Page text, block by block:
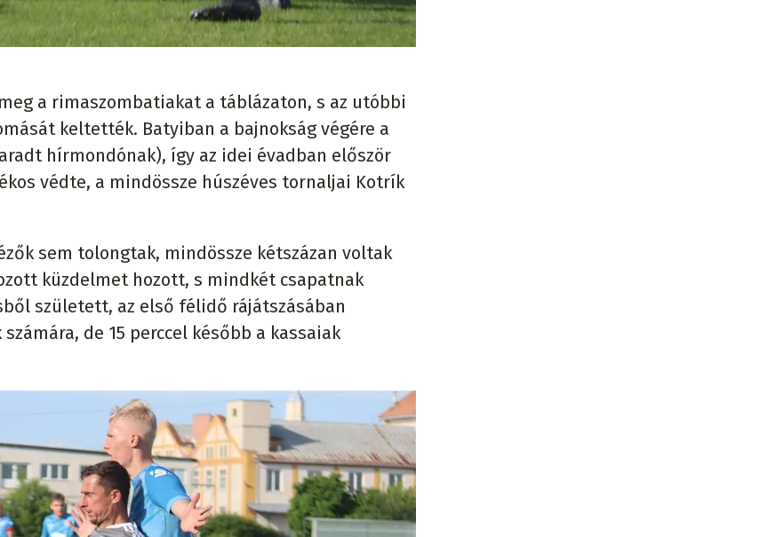
a rimaszombatiakat a táblázaton, s az utóbbi
keltették. Batyiban a bajnokság végére a
hírmondónak), így az idei évadban először
védte, a mindössze húszéves tornaljai Kotrík
sem tolongtak, mindössze kétszázan voltak
küzdelmet hozott, s mindkét csapatnak
született, az első félidő rájátszásában
de 15 perccel később a kassaiak